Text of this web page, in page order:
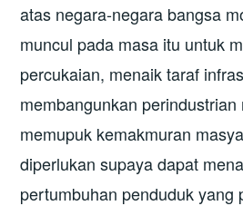
atas negara-negara bangsa
muncul pada masa itu untuk
percukaian, menaik taraf
membangunkan perindustrian
memupuk kemakmuran
diperlukan supaya dapat
pertumbuhan penduduk yang